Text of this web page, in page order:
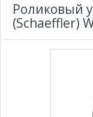
Роликовый
(Schaeffler)